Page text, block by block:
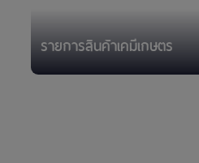
รายการสินค้าเคมีเกษตร